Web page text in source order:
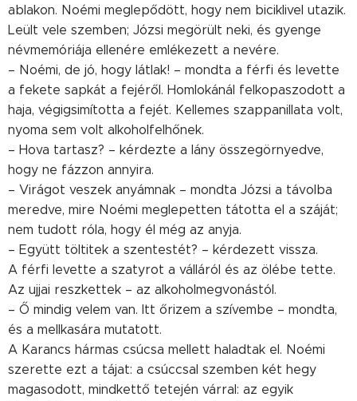
ablakon. Noémi meglepődött, hogy nem biciklivel utazik.
Leült vele szemben; Józsi megörült neki, és gyenge
névmemóriája ellenére emlékezett a nevére.
– Noémi, de jó, hogy látlak! – mondta a férfi és levette
a fekete sapkát a fejéről. Homlokánál felkopaszodott a
haja, végigsimította a fejét. Kellemes szappanillata volt,
nyoma sem volt alkoholfelhőnek.
– Hova tartasz? – kérdezte a lány összegörnyedve,
hogy ne fázzon annyira.
– Virágot veszek anyámnak – mondta Józsi a távolba
meredve, mire Noémi meglepetten tátotta el a száját;
nem tudott róla, hogy él még az anyja.
– Együtt töltitek a szentestét? – kérdezett vissza.
A férfi levette a szatyrot a válláról és az ölébe tette.
Az ujjai reszkettek – az alkoholmegvonástól.
– Ő mindig velem van. Itt őrizem a szívembe – mondta,
és a mellkasára mutatott.
A Karancs hármas csúcsa mellett haladtak el. Noémi
szerette ezt a tájat: a csúccsal szemben két hegy
magasodott, mindkettő tetején várral: az egyik